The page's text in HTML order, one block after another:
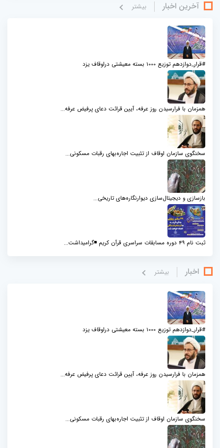
آخرین اخبار بيشتر
#قرار_دوازدهم توزیع 1000 بسته معیشتی دراوقاف یزد
همزمان با فرارسیدن روز عرفه، آیین قرائت دعای پرفیض عرفه...
سخنگوی سازمان اوقاف از تثبیت اجاره‌بهای رقبات مسکونی...
بازسازی و دیجیتال‌سازی دیوارنگاره‌های تاریخی...
ثبت نام 49 دوره مسابقات سراسری قرآن کریم ◾️گرامیداشت...
اخبار بيشتر
#قرار_دوازدهم توزیع 1000 بسته معیشتی دراوقاف یزد
همزمان با فرارسیدن روز عرفه، آیین قرائت دعای پرفیض عرفه...
سخنگوی سازمان اوقاف از تثبیت اجاره‌بهای رقبات مسکونی...